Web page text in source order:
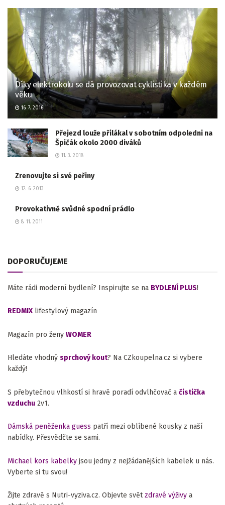
Díky elektrokolu se dá provozovat cyklistika v každém
věku
16. 7. 2016
Přejezd louže přilákal v sobotním odpoledni na
Špičák okolo 2000 diváků
11. 3. 2018
Zrenovujte si své peřiny
12. 6. 2013
Provokativně svůdné spodní prádlo
8. 11. 2011
DOPORUČUJEME
Máte rádi moderní bydlení? Inspirujte se na BYDLENÍ PLUS!
REDMIX lifestylový magazín
Magazín pro ženy WOMER
Hledáte vhodný sprchový kout? Na CZkoupelna.cz si vybere
každý!
S přebytečnou vlhkostí si hravě poradí odvlhčovač a čistička
vzduchu 2v1.
Dámská peněženka guess patří mezi oblíbené kousky z naší
nabídky. Přesvědčte se sami.
Michael kors kabelky jsou jedny z nejžádanějších kabelek u nás.
Vyberte si tu svou!
Žijte zdravě s Nutri-vyziva.cz. Objevte světzdravé výživy a